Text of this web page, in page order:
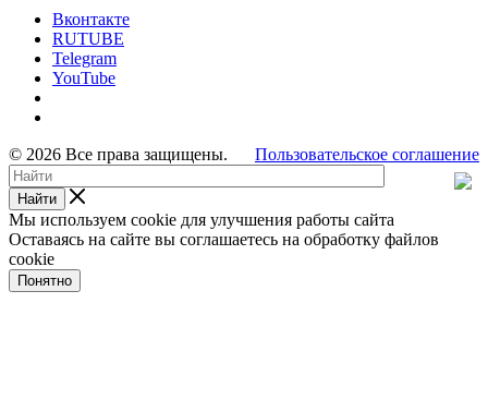
Вконтакте
RUTUBE
Telegram
YouTube
Пользовательское соглашение
© 2026 Все права защищены.
Найти
Мы используем cookie для улучшения работы сайта
Оставаясь на сайте вы соглашаетесь на обработку файлов
cookie
Понятно